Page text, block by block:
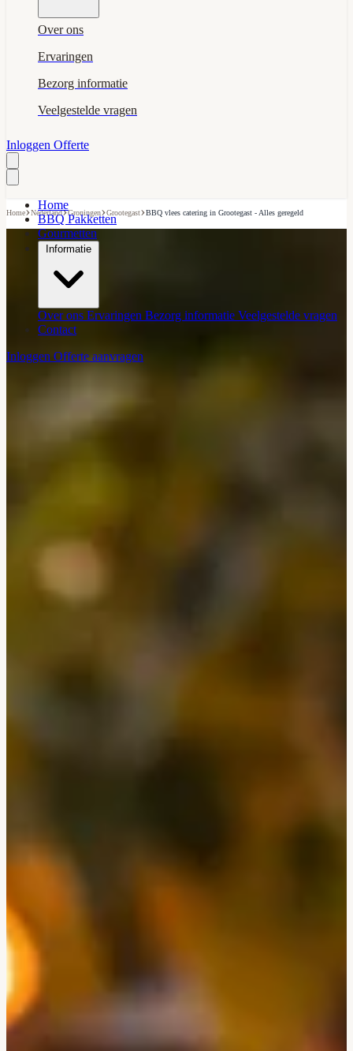
Over ons
Ervaringen
Bezorg informatie
Veelgestelde vragen
Inloggen Offerte
Home
BBQ Pakketten
Gourmetten
Informatie
Over ons Ervaringen Bezorg informatie Veelgestelde vragen
Contact
Inloggen Offerte aanvragen
Home›Nederland›Groningen›Grootegast›BBQ vlees catering in Grootegast - Alles geregeld